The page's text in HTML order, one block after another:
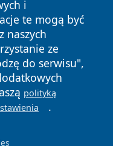
i
te mogą być
naszych
ze
do serwisu",
polityką
.
Wszystkie prawa
Polityka
Cookies